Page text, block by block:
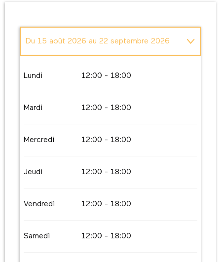
Du 15 août 2026 au 22 septembre 2026
2026
Lundi 12:00 - 18:00
Mardi 12:00 - 18:00
Mercredi 12:00 - 18:00
Jeudi 12:00 - 18:00
Vendredi 12:00 - 18:00
Samedi 12:00 - 18:00